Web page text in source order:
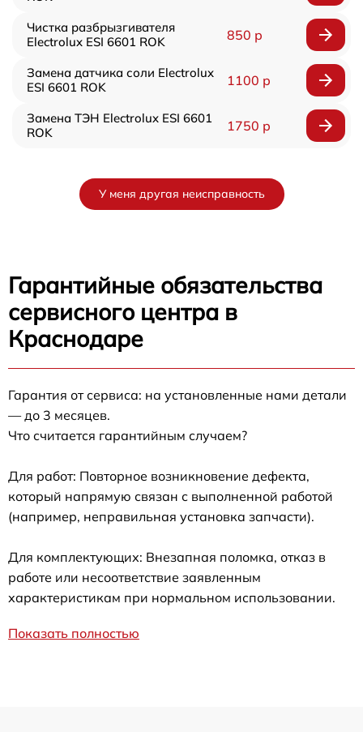
Чистка разбрызгивателя
Electrolux ESI 6601 ROK
850 р
Замена датчика соли Electrolux
ESI 6601 ROK
1100 р
Замена ТЭН Electrolux ESI 6601
ROK
1750 р
У меня другая неисправность
Гарантийные обязательства
сервисного центра в
Краснодаре
Гарантия от сервиса: на установленные нами детали
— до 3 месяцев.
Что считается гарантийным случаем?
Для работ: Повторное возникновение дефекта,
который напрямую связан с выполненной работой
(например, неправильная установка запчасти).
Для комплектующих: Внезапная поломка, отказ в
работе или несоответствие заявленным
характеристикам при нормальном использовании.
Показать полностью